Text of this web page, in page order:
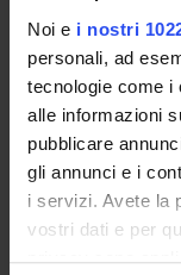
Noi e i nostri
personali, ad
tecnologie come i
alle informazioni
pubblicare
gli annunci e i
i servizi. Avete la
vostri dati e per
privacy sono
PHD
TRAINING
Contacts
People
Places
Calendar